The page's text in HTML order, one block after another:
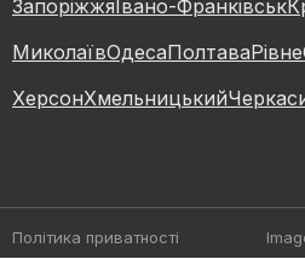
ЗапоріжжяІвано-Франківськ
МиколаївОдесаПолтаваРівне
ХерсонХмельницький
Політика приватності